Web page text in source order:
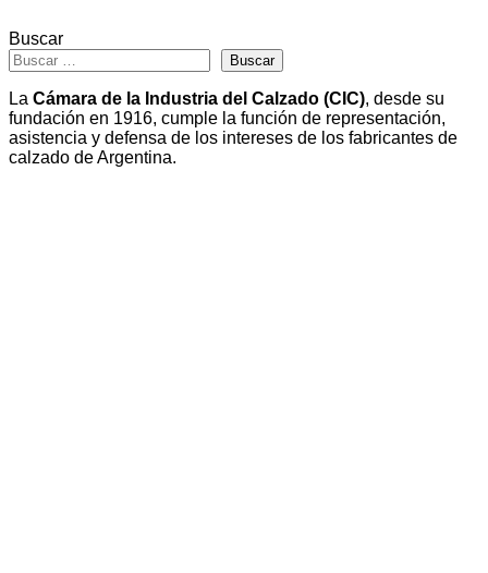
Buscar
Buscar
La Cámara de la Industria del Calzado (CIC), desde su
fundación en 1916, cumple la función de representación,
asistencia y defensa de los intereses de los fabricantes de
calzado de Argentina.